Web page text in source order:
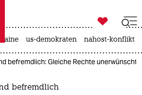
taz zahl ich
zahl ich

taz zahl ich
us-demokraten nahost-konflikt
befremdlich: Gleiche Rechte unerwünscht
befremdlich